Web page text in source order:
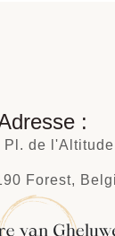
:
Pl. de
Forest,